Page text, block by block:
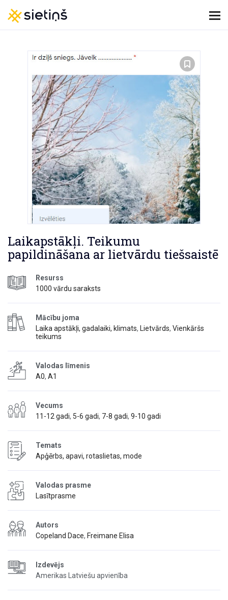
Laikapstākļi. Teikumu
papildināšana ar lietvārdu tiešsaistē
Resurss
1000 vārdu saraksts
Mācību joma
Laika apstākļi, gadalaiki, klimats, Lietvārds, Vienkāršs
teikums
Valodas līmenis
A0, A1
Vecums
11-12 gadi, 5-6 gadi, 7-8 gadi, 9-10 gadi
Temats
Apģērbs, apavi, rotaslietas, mode
Valodas prasme
Lasītprasme
Autors
Copeland Dace, Freimane Elisa
Izdevējs
Amerikas Latviešu apvienība